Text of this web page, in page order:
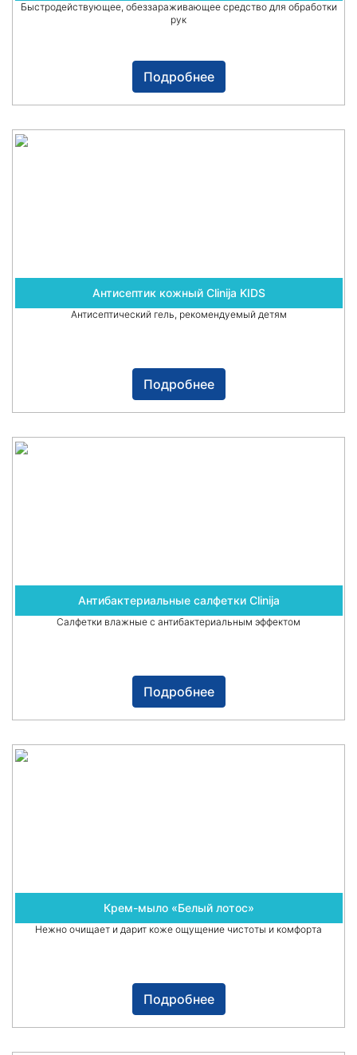
Быстродействующее, обеззараживающее средство для обработки
рук
Подробнее
Антисептик кожный Clinija KIDS
Антисептический гель, рекомендуемый детям
Подробнее
Антибактериальные салфетки Clinija
Салфетки влажные с антибактериальным эффектом
Подробнее
Крем-мыло «Белый лотос»
Нежно очищает и дарит коже ощущение чистоты и комфорта
Подробнее